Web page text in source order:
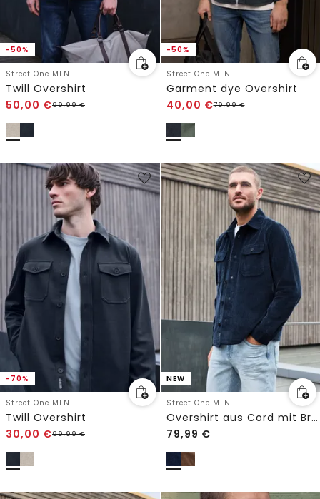
-50%
Street One MEN
Twill Overshirt
50,00 €99,99€
-50%
Street One MEN
Garment dye Overshirt
40,00 €79,99€
-70%
Street One MEN
Twill Overshirt
30,00 €99,99€
NEW
Street One MEN
Overshirt aus Cord mit Brusttaschen
79,99 €